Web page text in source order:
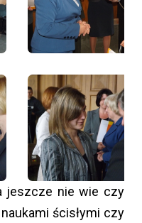
jeszcze nie wie czy
ścisłymi czy